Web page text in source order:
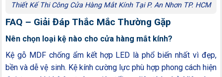
Thiết Kế Thi Công Cửa Hàng Mắt Kính Tại P. An Nhơn TP. HCM
FAQ – Giải Đáp Thắc Mắc Thường Gặp
Nên chọn loại kệ nào cho cửa hàng mắt kính?
Kệ gỗ MDF chống ẩm kết hợp LED là phổ biến nhất vì đẹp,
bền và dễ vệ sinh. Kệ kính cường lực phù hợp phong cách hiện